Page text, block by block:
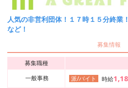
人気の非営利団体！１７時１５分終業
など！
募集情報
募集職種
一般事務
派/バイト 時給